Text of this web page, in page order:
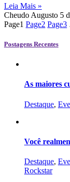
Leia Mais »
Cheudo Augusto 5
Page1 Page2 Page3
Postagens Recentes
As maiores
Destaque,
Você
Destaque,
Rockstar